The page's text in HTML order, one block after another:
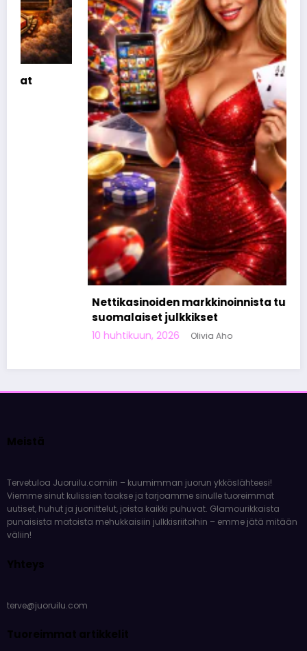
Nettikasinoiden markkinoinnista tunnetut
suomalaiset julkkikset
10 huhtikuun, 2026 Olivia Aho
Meistä
Tervetuloa Juoruilu.comiin – kuumimman juorun ykköslähteesi!
Viemme sinut kulissien taakse ja tarjoamme sinulle tuoreimmat
uutiset, huhut ja juonittelut, joista kaikki puhuvat. Glamourikkaista
punaisista matoista mehukkaisiin julkkisriitoihin – emme jätä mitään
väliin!
Yhteys
terve@juoruilu.com
Tuoreimmat artikkelit